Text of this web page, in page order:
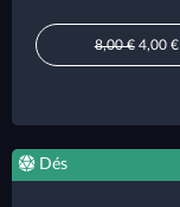
8,00 €4,00 €
Dés